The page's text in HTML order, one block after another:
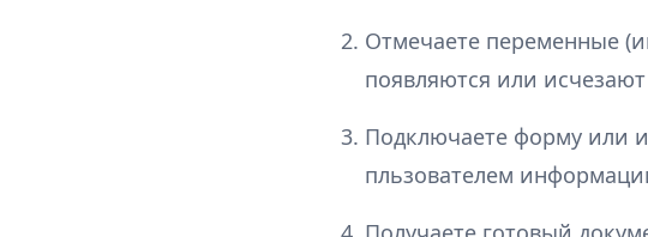
Отмечаете переменные
появляются или
Подключаете форму или
пльзователем